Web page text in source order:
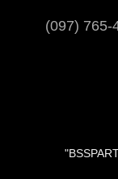
(097) 765-